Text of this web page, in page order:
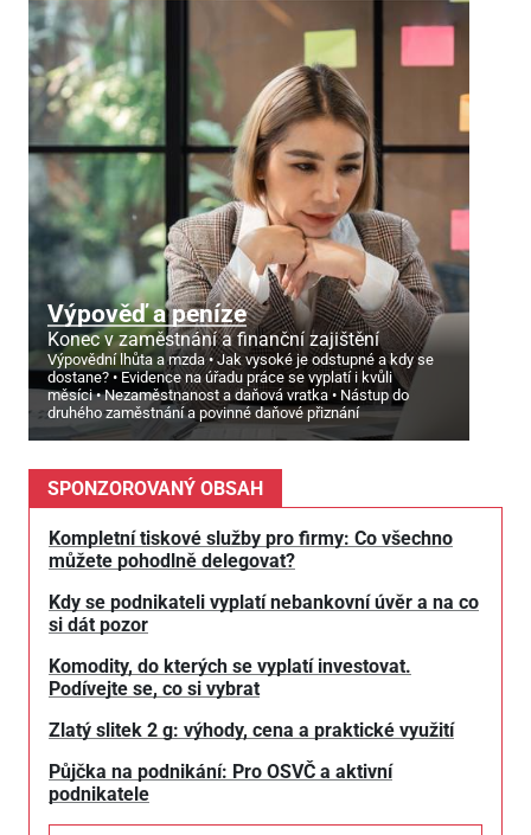
Výpověď a peníze
Konec v zaměstnání a finanční zajištění
Výpovědní lhůta a mzda
Jak vysoké je odstupné a kdy se
dostane?
Evidence na úřadu práce se vyplatí i kvůli
měsíci
Nezaměstnanost a daňová vratka
Nástup do
druhého zaměstnání a povinné daňové přiznání
SPONZOROVANÝ OBSAH
Kompletní tiskové služby pro firmy: Co všechno
můžete pohodlně delegovat?
Kdy se podnikateli vyplatí nebankovní úvěr a na co
si dát pozor
Komodity, do kterých se vyplatí investovat.
Podívejte se, co si vybrat
Zlatý slitek 2 g: výhody, cena a praktické využití
Půjčka na podnikání: Pro OSVČ a aktivní
podnikatele